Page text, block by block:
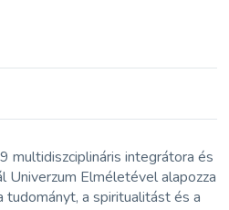
multidiszciplináris integrátora és
Univerzum Elméletével alapozza
tudományt, a spiritualitást és a